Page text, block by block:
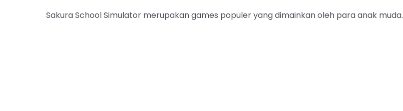
Sakura School Simulator merupakan games populer yang dimainkan oleh para anak muda.